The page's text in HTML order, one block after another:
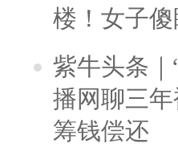
楼！女子
紫牛头条｜
播网聊三
筹钱偿还